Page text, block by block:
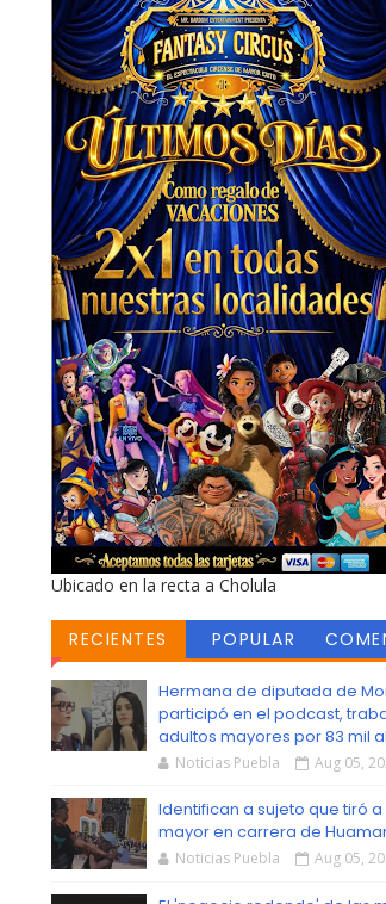
Ubicado en la recta a Cholula
RECIENTES POPULAR
Hermana de diputada de
participó en el podcast,
adultos mayores por 83 mil
Noticias Puebla Aug 05,
Identifican a sujeto que tiró
mayor en carrera de
Noticias Puebla Aug 05,